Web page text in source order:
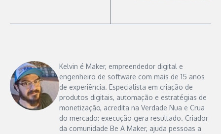
Kelvin é Maker, empreendedor digital e
engenheiro de software com mais de 15 anos
de experiência. Especialista em criação de
produtos digitais, automação e estratégias de
monetização, acredita na Verdade Nua e Crua
do mercado: execução gera resultado. Criador
da comunidade Be A Maker, ajuda pessoas a